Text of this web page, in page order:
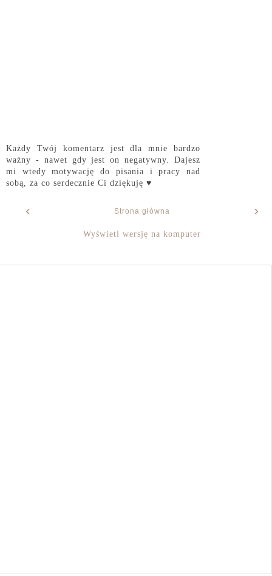
Każdy Twój komentarz jest dla mnie bardzo
ważny - nawet gdy jest on negatywny. Dajesz
mi wtedy motywację do pisania i pracy nad
sobą, za co serdecznie Ci dziękuję ♥
‹ ›
Strona główna
Wyświetl wersję na komputer